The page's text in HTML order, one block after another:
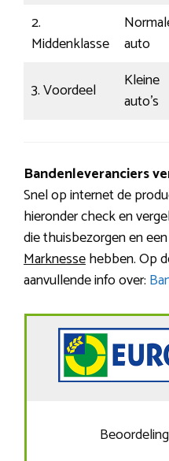
2.
Middenklasse
auto
3. Voordeel
Kleine
auto’s
Bandenleveranciers
Snel op internet de
hieronder check en
die thuisbezorgen en
Marknessehebben. Op
aanvullende info over:
Beoordeling